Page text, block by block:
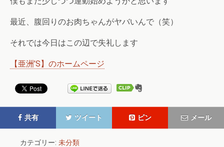
最近、腹回りのお肉ちゃんがヤバいんで（笑）
それでは今日はこの辺で失礼します
【亜洲’S】のホームページ
共有 ツイート ピン メール
カテゴリー: 未分類